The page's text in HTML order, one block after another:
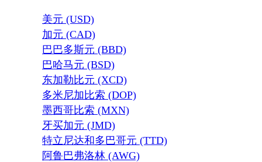
美元 (USD)
加元 (CAD)
巴巴多斯元 (BBD)
巴哈马元 (BSD)
东加勒比元 (XCD)
多米尼加比索 (DOP)
墨西哥比索 (MXN)
牙买加元 (JMD)
特立尼达和多巴哥元 (TTD)
阿鲁巴弗洛林 (AWG)